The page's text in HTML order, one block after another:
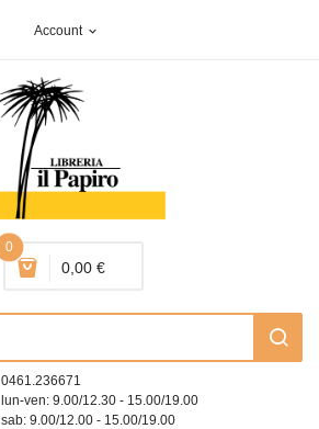
Account expand_more
0
0,00 €
0461.236671
lun-ven: 9.00/12.30 - 15.00/19.00
sab: 9.00/12.00 - 15.00/19.00